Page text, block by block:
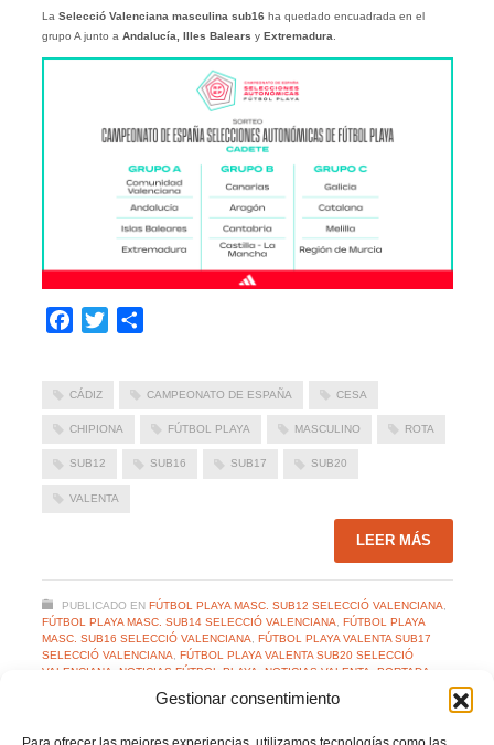
Gestionar consentimiento
La Selecció Valenciana masculina sub16 ha quedado encuadrada en el
grupo A junto a Andalucía, Illes Balears y Extremadura
Facebook
Twitter
CÁDIZ CAMPEONATO DE ESPAÑA CESA
CHIPIONA FÚTBOL PLAYA MASCULINO ROTA
SUB12 SUB16 SUB17 SUB20
VALENTA
LEER MÁS
PUBLICADO EN FÚTBOL PLAYA MASC. SUB12 SELECCIÓ VALENCIANA
FÚTBOL PLAYA MASC. SUB14 SELECCIÓ VALENCIANA
FÚTBOL PLAYA
MASC. SUB16 SELECCIÓ VALENCIANA
FÚTBOL PLAYA VALENTA SUB17
SELECCIÓ VALENCIANA
FÚTBOL PLAYA VALENTA SUB20 SELECCIÓ
VALENCIANA
NOTICIAS FÚTBOL PLAYA NOTICIAS VALENTA
PORTADA
NO COMMENTS